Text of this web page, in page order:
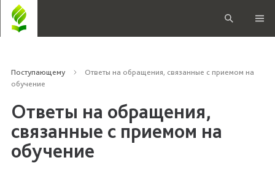
Поступающему
Ответы на обращения, связанные с приемом на
обучение
Ответы на обращения,
связанные с приемом на
обучение